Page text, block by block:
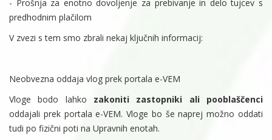
- Prošnja za enotno dovoljenje za prebivanje in delo tujcev s
predhodnim plačilom
V zvezi s tem smo zbrali nekaj ključnih informacij:
Neobvezna oddaja vlog prek portala e-VEM
Vloge bodo lahko zakoniti zastopniki ali pooblaščenci
oddajali prek portala e-VEM. Vloge bo še naprej možno oddati
tudi po fizični poti na Upravnih enotah.